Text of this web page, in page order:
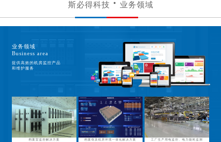
斯必得科技 业务领域
业务领域
Business area
提供高效的机房监控产品
和维护服务
档案室监控解决方案 档案馆及机房环境一体化解决方案 工厂生产用电监控、电力能耗监测